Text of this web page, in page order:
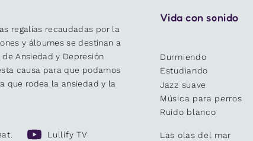
regalías recaudadas por la
y álbumes se destinan a
Ansiedad y Depresión
causa para que podamos
que rodea la ansiedad y la
Lullify TV
Vida con sonido
Durmiendo
Estudiando
Jazz suave
Música para perros
Ruido blanco
Las olas del mar